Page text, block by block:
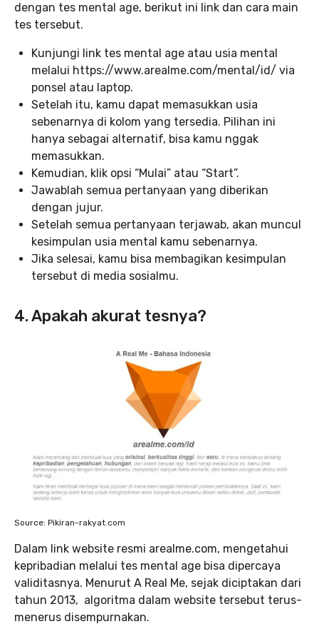
dengan tes mental age, berikut ini link dan cara main
tes tersebut.
Kunjungi link tes mental age atau usia mental
melalui https://www.arealme.com/mental/id/ via
ponsel atau laptop.
Setelah itu, kamu dapat memasukkan usia
sebenarnya di kolom yang tersedia. Pilihan ini
hanya sebagai alternatif, bisa kamu nggak
memasukkan.
Kemudian, klik opsi “Mulai” atau “Start”.
Jawablah semua pertanyaan yang diberikan
dengan jujur.
Setelah semua pertanyaan terjawab, akan muncul
kesimpulan usia mental kamu sebenarnya.
Jika selesai, kamu bisa membagikan kesimpulan
tersebut di media sosialmu.
4. Apakah akurat tesnya?
Source: Pikiran-rakyat.com
Dalam link website resmi arealme.com, mengetahui
kepribadian melalui tes mental age bisa dipercaya
validitasnya. Menurut A Real Me, sejak diciptakan dari
tahun 2013, algoritma dalam website tersebut terus-
menerus disempurnakan.